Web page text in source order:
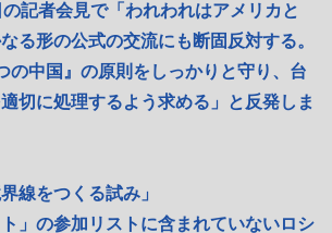
記者会見で「われわれはアメリカと
る形の公式の交流にも断固反対する。
の中国』の原則をしっかりと守り、台
切に処理するよう求める」と反発しま
線をつくる試み」
ト」の参加リストに含まれていないロシ